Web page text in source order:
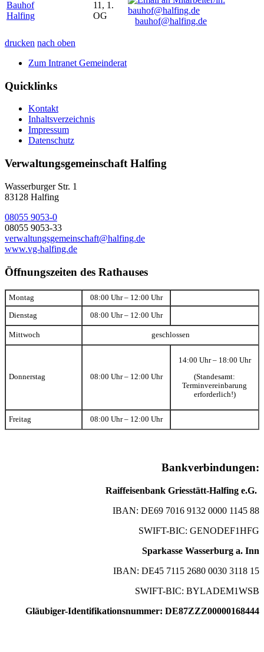
Bauhof
Halfing
11, 1.
OG
bauhof@halfing.de
drucken nach oben
Zum Intranet Gemeinderat
Quicklinks
Kontakt
Inhaltsverzeichnis
Impressum
Datenschutz
Verwaltungsgemeinschaft Halfing
Wasserburger Str. 1
83128 Halfing
08055 9053-0
08055 9053-33
verwaltungsgemeinschaft@halfing.de
www.vg-halfing.de
Öffnungszeiten des Rathauses
Montag 08:00 Uhr – 12:00 Uhr
Dienstag 08:00 Uhr – 12:00 Uhr
Mittwoch geschlossen
Donnerstag 08:00 Uhr – 12:00 Uhr
14:00 Uhr – 18:00 Uhr
(Standesamt:
Terminvereinbarung
erforderlich!)
Freitag 08:00 Uhr – 12:00 Uhr
Bankverbindungen:
Raiffeisenbank Griesstätt-Halfing e.G.
IBAN: DE69 7016 9132 0000 1145 88
SWIFT-BIC: GENODEF1HFG
Sparkasse Wasserburg a. Inn
IBAN: DE45 7115 2680 0030 3118 15
SWIFT-BIC: BYLADEM1WSB
Gläubiger-Identifikationsnummer: DE87ZZZ00000168444